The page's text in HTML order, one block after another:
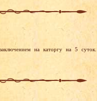
на каторгу на 5 суток.